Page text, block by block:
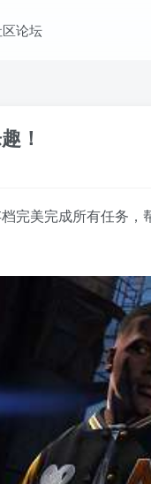
论坛
！
完美完成所有任务